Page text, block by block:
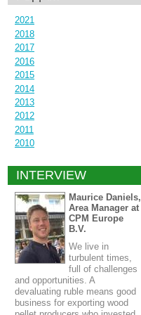
2021
2018
2017
2016
2015
2014
2013
2012
2011
2010
INTERVIEW
Maurice Daniels,
Area Manager at
CPM Europe
B.V.
We live in
turbulent times,
full of challenges
and opportunities. A
devaluating ruble means good
business for exporting wood